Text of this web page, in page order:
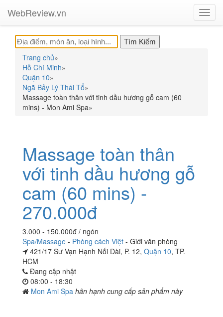
WebReview.vn
Trang chủ»
Hồ Chí Minh»
Quận 10»
Ngã Bảy Lý Thái Tổ»
Massage toàn thân với tinh dầu hương gỗ cam (60
mins) - Mon Ami Spa»
Massage toàn thân
với tinh dầu hương gỗ
cam (60 mins) -
270.000đ
3.000 - 150.000đ / ngón
Spa/Massage - Phòng cách Việt - Giới văn phòng
421/17 Sư Vạn Hạnh Nối Dài, P. 12, Quận 10, TP.
HCM
Đang cập nhật
08:00 - 18:30
Mon Ami Spa hân hạnh cung cấp sản phẩm này